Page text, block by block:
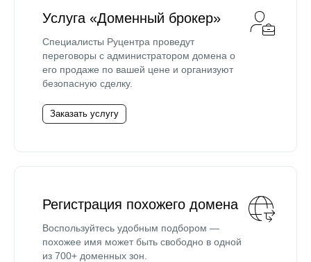
Услуга «Доменный брокер»
Специалисты Руцентра проведут
переговоры с администратором домена о
его продаже по вашей цене и организуют
безопасную сделку.
Заказать услугу
Регистрация похожего домена
Воспользуйтесь удобным подбором —
похожее имя может быть свободно в одной
из 700+ доменных зон.